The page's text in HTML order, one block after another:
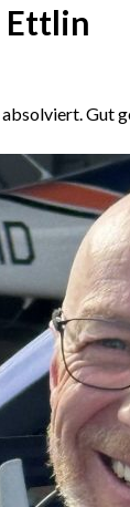
Ettlin
absolviert. Gut